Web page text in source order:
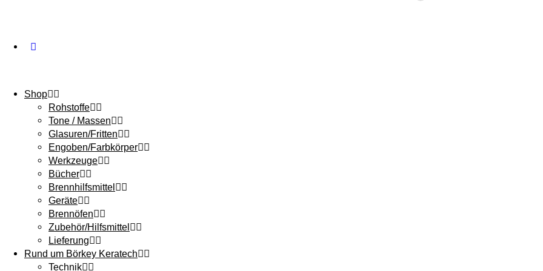
Shop
Rohstoffe
Tone / Massen
Glasuren/Fritten
Engoben/Farbkörper
Werkzeuge
Bücher
Brennhilfsmittel
Geräte
Brennöfen
Zubehör/Hilfsmittel
Lieferung
Rund um Börkey Keratech
Technik